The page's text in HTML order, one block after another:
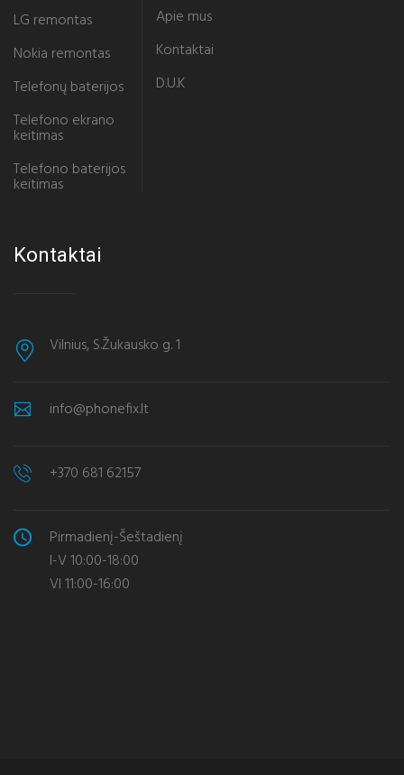
LG remontas
Nokia remontas
Telefonų baterijos
Telefono ekrano
keitimas
Telefono baterijos
keitimas
Apie mus
Kontaktai
D.U.K
Kontaktai
Vilnius, S.Žukausko g. 1
info@phonefix.lt
+370 681 62157
Pirmadienį-Šeštadienį
I-V 10:00-18:00
VI 11:00-16:00